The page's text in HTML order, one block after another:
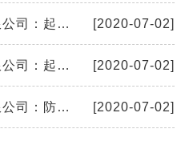
[2020-07-02]
线安全技术要求
[2020-07-02]
轮检修要点
[2020-07-02]
无法上升如何解决